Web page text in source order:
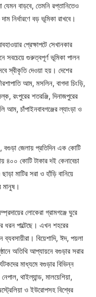
যেমন বাড়বে, তেমনি রপ্তানিতেও
নির্ধারণে বড় ভূমিকা রাখবে।
প্রেক্ষাপটে সেখানকার
সবচেয়ে গুরুত্বপূর্ণ ভূমিকা পালন
স্বীকৃতি দেওয়া হয়। দেশের
আম, মসলিন, বাগদা চিংড়ি,
রংপুরের শতরঞ্জি, দিনাজপুরের
আম, চাঁপাইনবাবগঞ্জের ল্যাংড়া ও
বগুড়া জেলায় প্রতিদিন এক কোটি
৪০০ কোটি টাকার দই কেনাবেচা
মাটির সরা ও হাঁড়ি বানিয়ে
মানুষ।
লোকেরা গ্রামগঞ্জে ঘুরে
ধরন পাল্টেছে। এখন শহরের
বিয়েশাদি, ঈদ, পয়লা
অতিথি আপ্যায়নে বগুড়ার সরার
মাধ্যমে বগুড়ার বিভিন্ন
থাইল্যান্ড, মালয়েশিয়া,
ও ইউরোপসহ বিশ্বের